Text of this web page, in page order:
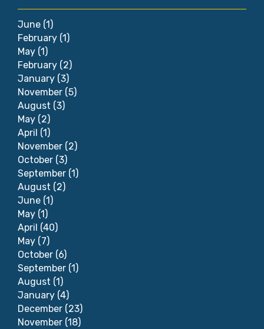
June (1)
February (1)
May (1)
February (2)
January (3)
November (5)
August (3)
May (2)
April (1)
November (2)
October (3)
September (1)
August (2)
June (1)
May (1)
April (40)
May (7)
October (6)
September (1)
August (1)
January (4)
December (23)
November (18)